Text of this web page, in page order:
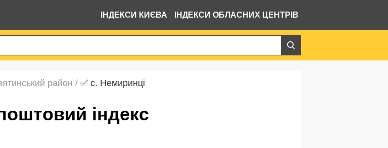
ІНДЕКСИ КИЄВА ІНДЕКСИ ОБЛАСНИХ ЦЕНТРІВ
район / ✅ с. Немиринці
індекс